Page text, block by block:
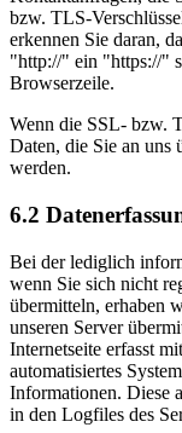
bzw. TLS-
erkennen Sie daran,
"http://" ein "https://"
Browserzeile.
Wenn die SSL- bzw.
Daten, die Sie an uns
werden.
6.2
Bei der lediglich
wenn Sie sich nicht
übermitteln, erhaben
unseren Server
Internetseite erfasst
automatisiertes
Informationen. Diese
in den Logfiles des